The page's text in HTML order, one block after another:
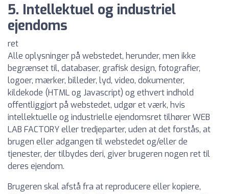
5. Intellektuel og industriel
ejendoms
ret
Alle oplysninger på webstedet, herunder, men ikke
begrænset til, databaser, grafisk design, fotografier,
logoer, mærker, billeder, lyd, video, dokumenter,
kildekode (HTML og Javascript) og ethvert indhold
offentliggjort på webstedet, udgør et værk, hvis
intellektuelle og industrielle ejendomsret tilhører WEB
LAB FACTORY eller tredjeparter, uden at det forstås, at
brugen eller adgangen til webstedet og/eller de
tjenester, der tilbydes deri, giver brugeren nogen ret til
deres ejendom.
Brugeren skal afstå fra at reproducere eller kopiere,